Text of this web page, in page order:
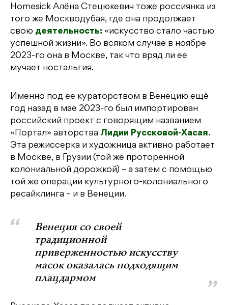
Homesick Алёна Стецюкевич тоже россиянка из
того же Москводубая, где она продолжает
свою деятельность: «искусство стало частью
успешной жизни». Во всяком случае в ноябре
2023-го она в Москве, так что вряд ли ее
мучает ностальгия.
Именно под ее кураторством в Венецию ещё
год назад в мае 2023-го был импортирован
российский проект с говорящим названием
«Портал» авторства Лидии Руссковой-Хасая.
Эта режиссерка и художница активно работает
в Москве, в Грузии (той же проторенной
колониальной дорожкой) – а затем с помощью
той же операции культурного-колониального
ресайклинга – и в Венеции.
Венеция со своей
традиционной
приверженностью искусству
масок оказалась подходящим
плацдармом